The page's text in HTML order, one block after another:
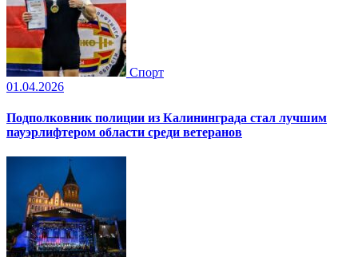
Спорт
01.04.2026
Подполковник полиции из Калининграда стал лучшим
пауэрлифтером области среди ветеранов